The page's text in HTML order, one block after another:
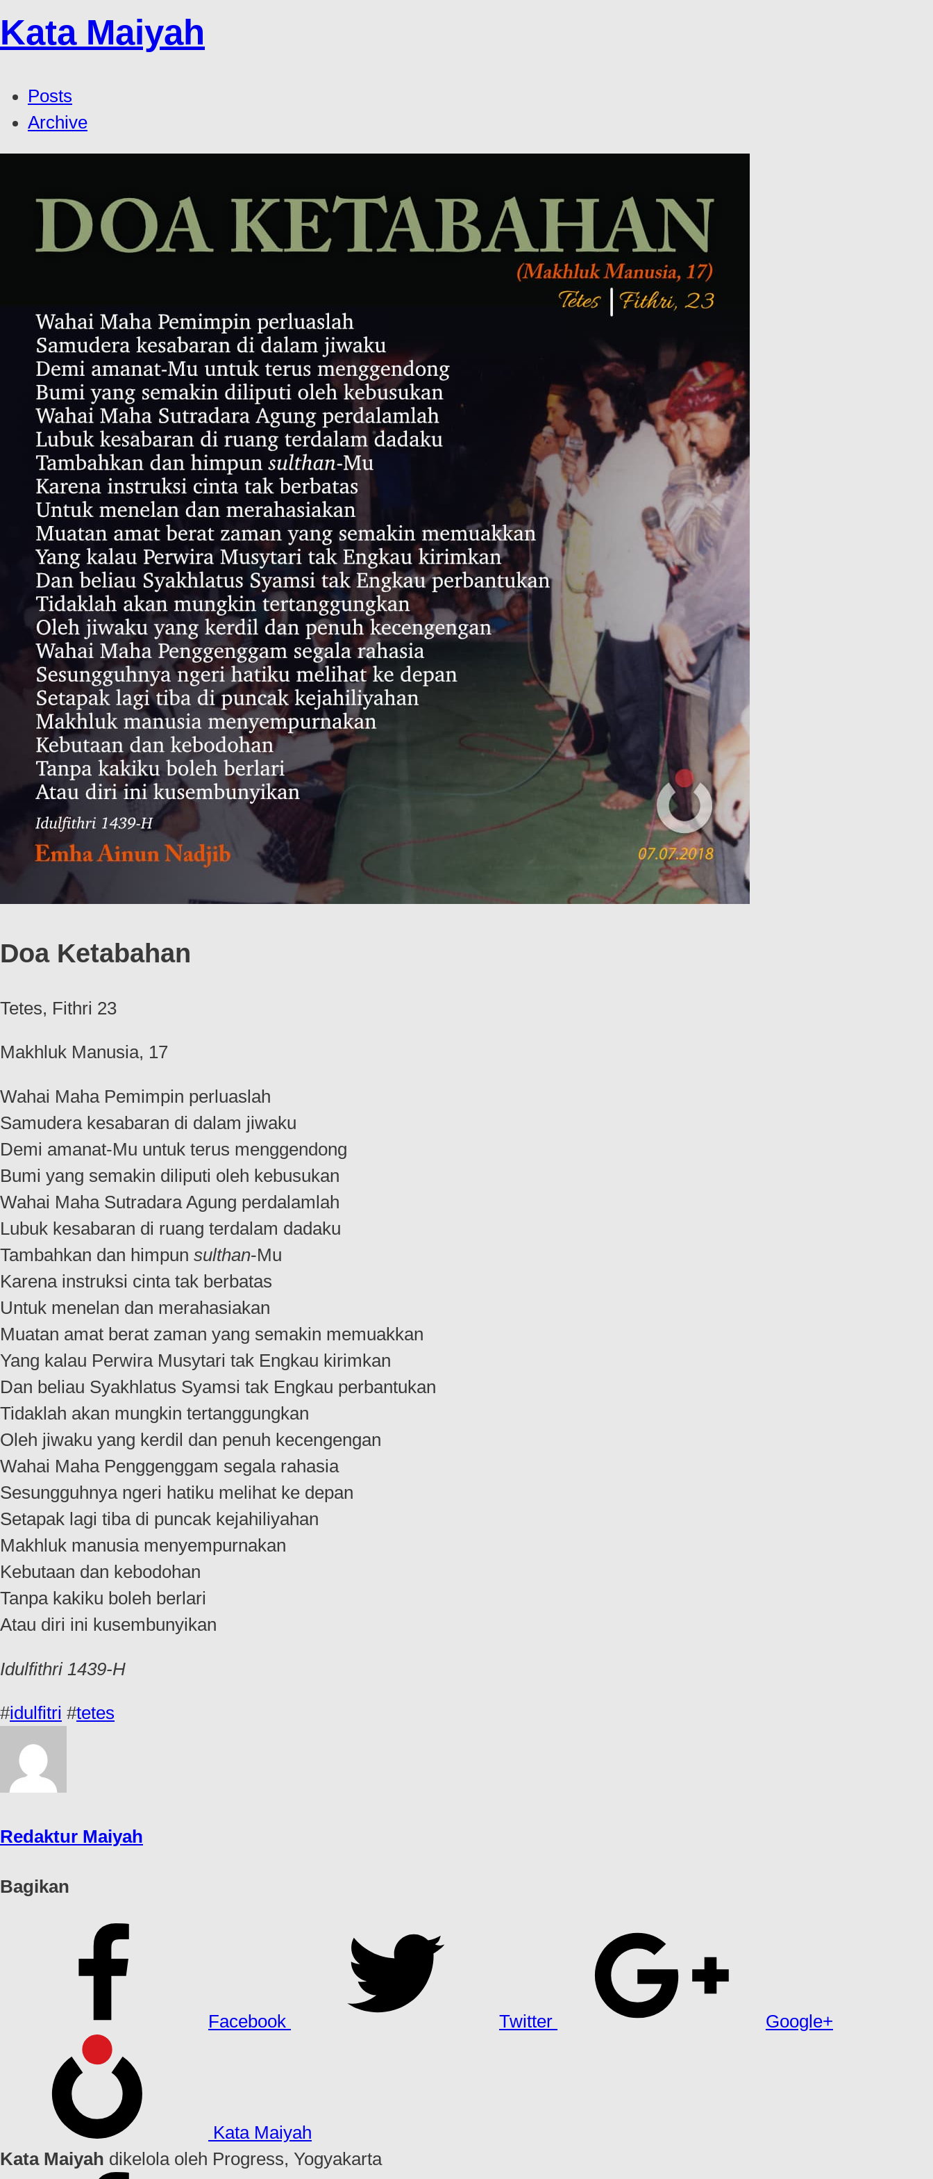
Kata Maiyah
Posts
Archive
Doa Ketabahan
Tetes, Fithri 23
Makhluk Manusia, 17
Wahai Maha Pemimpin perluaslah
Samudera kesabaran di dalam jiwaku
Demi amanat-Mu untuk terus menggendong
Bumi yang semakin diliputi oleh kebusukan
Wahai Maha Sutradara Agung perdalamlah
Lubuk kesabaran di ruang terdalam dadaku
Tambahkan dan himpun sulthan-Mu
Karena instruksi cinta tak berbatas
Untuk menelan dan merahasiakan
Muatan amat berat zaman yang semakin memuakkan
Yang kalau Perwira Musytari tak Engkau kirimkan
Dan beliau Syakhlatus Syamsi tak Engkau perbantukan
Tidaklah akan mungkin tertanggungkan
Oleh jiwaku yang kerdil dan penuh kecengengan
Wahai Maha Penggenggam segala rahasia
Sesungguhnya ngeri hatiku melihat ke depan
Setapak lagi tiba di puncak kejahiliyahan
Makhluk manusia menyempurnakan
Kebutaan dan kebodohan
Tanpa kakiku boleh berlari
Atau diri ini kusembunyikan
Idulfithri 1439-H
#idulfitri #tetes
Redaktur Maiyah
Bagikan
Facebook Twitter Google+
Kata Maiyah
Kata Maiyah dikelola oleh Progress, Yogyakarta